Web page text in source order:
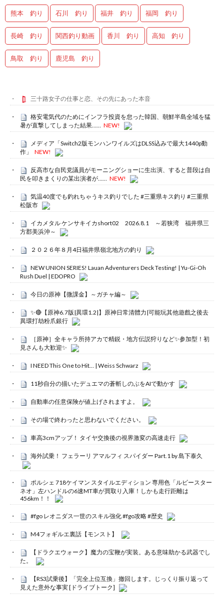
熊本 釣り 石川 釣り 福井 釣り 福岡 釣り
長崎 釣り 関西釣り動画 香川 釣り 高知 釣り
鳥取 釣り 鹿児島 釣り
三十路女子の仕事と恋、その先にあった本音
格安電気代のためにインフラ投資を怠った韓国、朝鮮半島全域を猛
暑が直撃してしまった結果…… NEW!
メディア「Switch2版モンハンワイルズはDLSS込みで最大1440p動
作」
NEW!
反高市な自民党議員がモーニングショーに生出演、すると普段は自
民を叩きまくりの某出演者が…… NEW!
気温40度でも釣れちゃうキス釣りでした #三重県キス釣り #三重県
松阪市
イカメタル ケンサキイカshort02 2026.8.1 ～若狭湾 福井県三
方郡美浜沖～
２０２６年８月4日福井県嶺北地方の釣り
NEW UNION SERIES! Lauan Adventurers Deck Testing! | Yu-Gi-Oh
Rush Duel | EDOPRO
今日の原神【微課金】～ガチャ編～
✨🔴【原神6.7版|異環1.2|】原神日常清體力|可能玩其他遊戲之後去
異環打劫粉爪銀行
［原神］全キャラ所持アカで精鋭・地方伝説狩りなど✨参加型！初
見さんも大歓迎✨
I NEED This One to Hit… | Weiss Schwarz
11秒自分の描いたデュエマの蒼斬しのぶをAIで動かす
自動車の任意保険が値上げされますよ。
その場で終わったと思わないでください。
車高3cmアップ！ タイヤ交換後の視界激変の高速走行
海外試乗！ フェラーリ アマルフィ スパイダー Part.1 by 島下泰久
ポルシェ 718ケイマン スタイルエディション 専用色「ルビースター
ネオ」左ハンドルの6速MT車が買取り入庫！しかも走行距離は
456km！！
#fgo レオニダス一世のスキル強化 #fgo攻略 #歴史
M4フォギルエ裏話【モンスト】
【ドラクエウォーク】魔力の宝鞭が実装。ある意味助かる武器でし
た。
【RS3試乗後】「完全上位互換」撤回します。じっくり振り返って
見えた意外な事実 [ドライブトーク]